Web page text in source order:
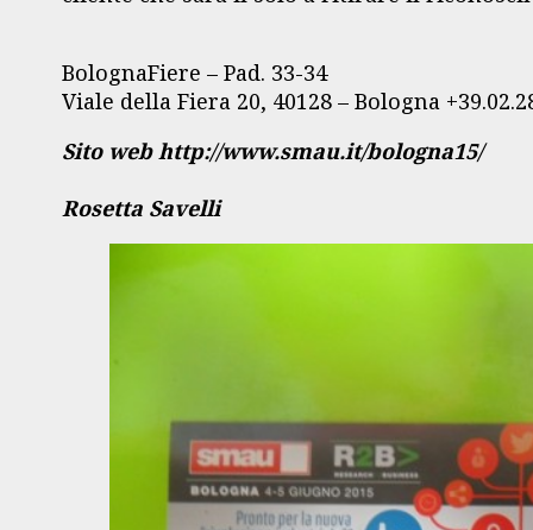
BolognaFiere – Pad. 33-34
Viale della Fiera 20, 40128 – Bologna
Sito web http://www.smau.it/bologna15/
Rosetta Savelli